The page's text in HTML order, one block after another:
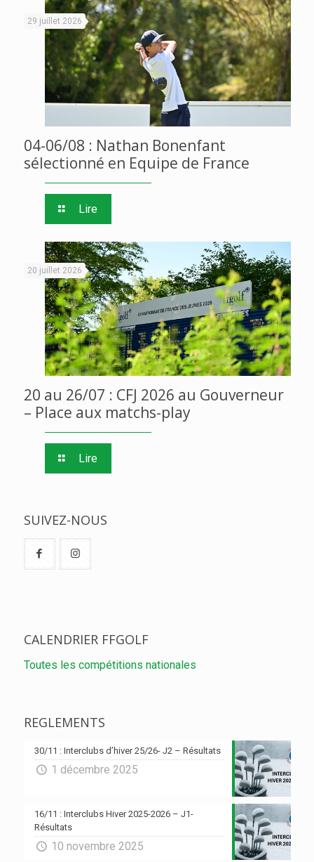
29 juillet 2026
04-06/08 : Nathan Bonenfant
sélectionné en Equipe de France
Lire
20 juillet 2026
20 au 26/07 : CFJ 2026 au Gouverneur
– Place aux matchs-play
Lire
SUIVEZ-NOUS
CALENDRIER FFGOLF
Toutes les compétitions nationales
REGLEMENTS
30/11 : Interclubs d’hiver 25/26- J2 – Résultats
1 décembre 2025
16/11 : Interclubs Hiver 2025-2026 – J1-
Résultats
10 novembre 2025